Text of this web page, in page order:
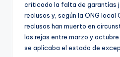
criticado la falta de garantías
reclusos y, según la ONG local
reclusos han muerto en
las rejas entre marzo y
se aplicaba el estado de